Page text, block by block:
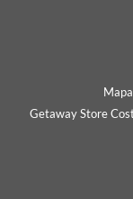
Getaway Store